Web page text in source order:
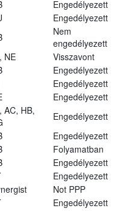
Engedélyezett
Engedélyezett
Nem
engedélyezett
NE Visszavont
Engedélyezett
Engedélyezett
Engedélyezett
AC, HB,
Engedélyezett
Engedélyezett
Folyamatban
Engedélyezett
Engedélyezett
Not PPP
Engedélyezett